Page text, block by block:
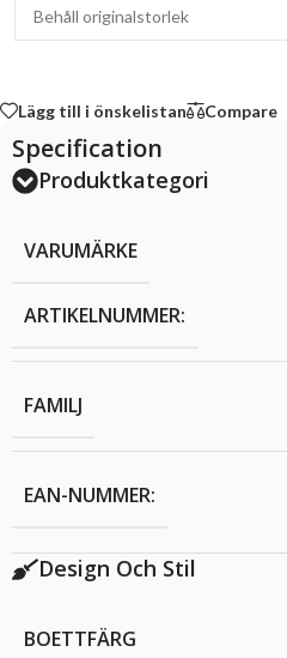
Lägg till i önskelistan Compare
Specification
Produktkategori
VARUMÄRKE
ARTIKELNUMMER:
FAMILJ
EAN-NUMMER:
Design Och Stil
BOETTFÄRG